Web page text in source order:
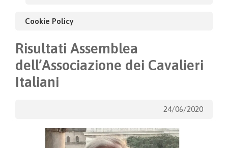
Cookie Policy
Risultati Assemblea
dell’Associazione dei Cavalieri
Italiani
24/06/2020